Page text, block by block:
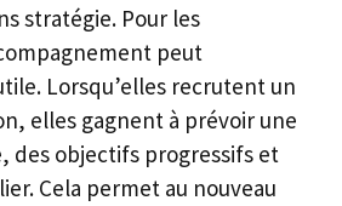
stratégie. Pour les
peut
Lorsqu’elles recrutent un
elles gagnent à prévoir une
des objectifs progressifs et
Cela permet au nouveau